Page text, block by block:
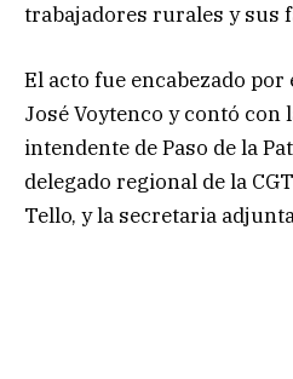
trabajadores rurales y sus
El acto fue encabezado
José Voytenco y contó con
intendente de Paso de la
delegado regional de la
Tello, y la secretaria